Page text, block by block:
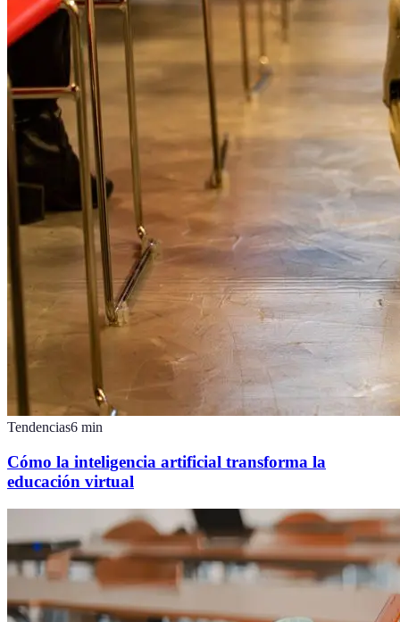
Tendencias6 min
Cómo la inteligencia artificial transforma la
educación virtual